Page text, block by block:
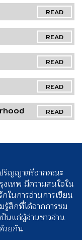
READ
READ
READ
READ
READ
ริญญาตรีจากคณะ
เทพ มีความสนใจใน
ในการอ่านการเขียน
รู้สึกที่ได้จากการชม
นแก่ผู้อ่านชาวอ่าน
วยกัน